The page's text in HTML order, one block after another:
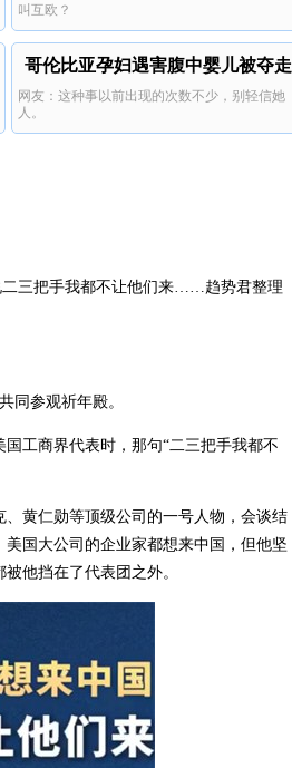
叫互欧？
哥伦比亚孕妇遇害腹中婴儿被夺走
网友：这种事以前出现的次数不少，别轻信她
人。
二三把手我都不让他们来……趋势君整理
同参观祈年殿。
工商界代表时，那句“二三把手我都不
黄仁勋等顶级公司的一号人物，会谈结
国大公司的企业家都想来中国，但他坚
他挡在了代表团之外。